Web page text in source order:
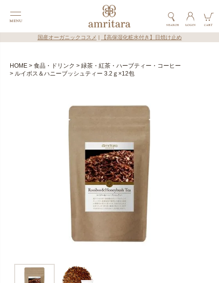
国産オーガニックコスメ 【高保湿化粧水付き】日焼け止め
HOME 食品・ドリンク
緑茶・紅茶・ハーブティー・コーヒー
ルイボス＆ハニーブッシュティー 3.2ｇ×12包